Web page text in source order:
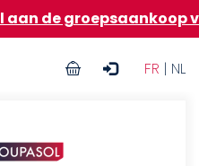
van
FR | NL
User